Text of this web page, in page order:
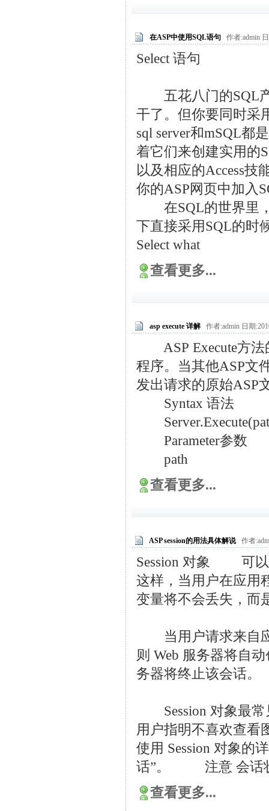
在ASP中使用SQL语句 作者:admin
Select 语句
五花八门的SQL产
干了。但你要同时采
sql server和mSQL都
着它们来创建实用的
以及相应的Access
你的ASP网页中加入
在SQL的世界里，
下直接采用SQL的时
Select what
查看更多...
asp execute 详解 作者:admin 日期
ASP Execute方法
程序。当其他ASP文
发出请求的原始ASP
Syntax 语法
Parameter参数
path
查看更多...
ASP session的用法具体解说 作者
Session 对象 可以
这样，当用户在应用
变量将不会丢失，而
当用户请求来自应
则 Web 服务器将自
务器将终止该会话。
Session 对象最常
用户指明不喜欢查看
使用 Session 对象的
话”。 注意 会话状
查看更多...